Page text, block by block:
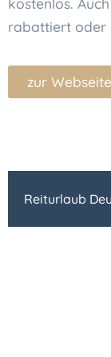
rabattiert oder
zur Webseite
Reiturlaub